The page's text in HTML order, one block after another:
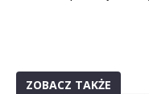
ZOBACZ TAKŻE